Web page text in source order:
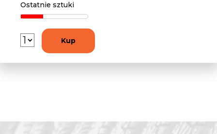
Ostatnie sztuki
Kup